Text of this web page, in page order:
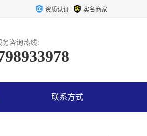
资质认证 实名商家
务咨询热线:
联系方式